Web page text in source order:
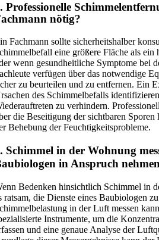
Professionelle
nötig?
Fachmann sollte sicherheitshalber
eine größere Fläche als ein
wenn gesundheitliche Symptome bei
verfügen über das notwendige
zu beurteilen und zu entfernen. Ein
des Schimmelbefalls
zu verhindern.
die Beseitigung der sichtbaren Sporen
Behebung der Feuchtigkeitsprobleme.
Schimmel in der Wohnung
in Anspruch nehmen
Bedenken hinsichtlich Schimmel in
ratsam, die Dienste eines Baubiologen
in der Luft messen
Instrumente, um die
und eine genaue Analyse der